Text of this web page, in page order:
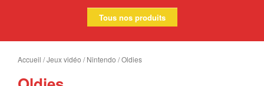
Tous nos produits
Accueil /Jeux vidéo /Nintendo / Oldies